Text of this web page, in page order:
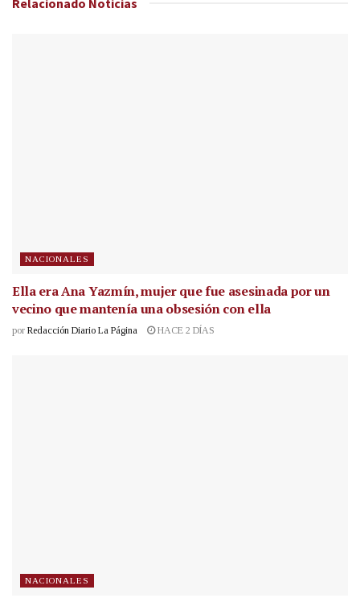
NACIONALES
Ella era Ana Yazmín, mujer que fue asesinada por un
vecino que mantenía una obsesión con ella
por Redacción Diario La Página HACE 2 DÍAS
NACIONALES